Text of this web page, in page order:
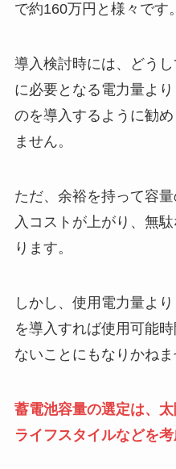
で約160万円と様々です。
導入検討時には、どう
に必要となる電力量よ
のを導入するように勧
ません。
ただ、余裕を持って容
入コストが上がり、無
ります。
しかし、使用電力量よ
を導入すれば使用可能
ないことにもなりかねま
蓄電池容量の選定は、
ライフスタイルなどを